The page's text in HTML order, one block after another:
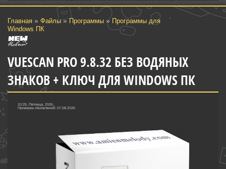
Главная » Файлы»Программы » Программы для
Windows ПК
VUESCAN PRO 9.8.32 БЕЗ ВОДЯНЫХ
ЗНАКОВ + КЛЮЧ ДЛЯ WINDOWS ПК
10:25, Пятница, 2026
Проверка обновлений: 07.08.2026